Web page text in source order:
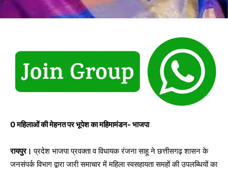
0 महिलाओं की मेहनत पर भूपेश का महिमामंडन- भाजपा
रायपुर। प्रदेश भाजपा प्रवक्ता व विधायक रंजना साहू ने छत्तीसगढ़ शासन के
जनसंपर्क विभाग द्वारा जारी समाचार में महिला स्वसहायता समहों की उपलब्धियों का